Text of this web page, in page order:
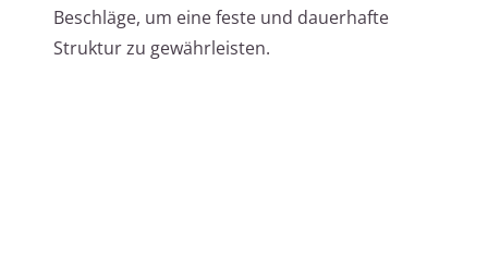
Beschläge, um eine feste und dauerhafte
Struktur zu gewährleisten.